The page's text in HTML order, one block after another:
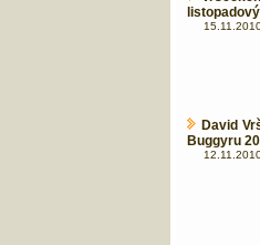
David
Buggyru